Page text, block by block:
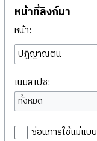
หน้าที่ลิงก์มา
หน้า:
เนมสเปซ:
ทั้งหมด
ซ่อนการใช้แม่แบบ